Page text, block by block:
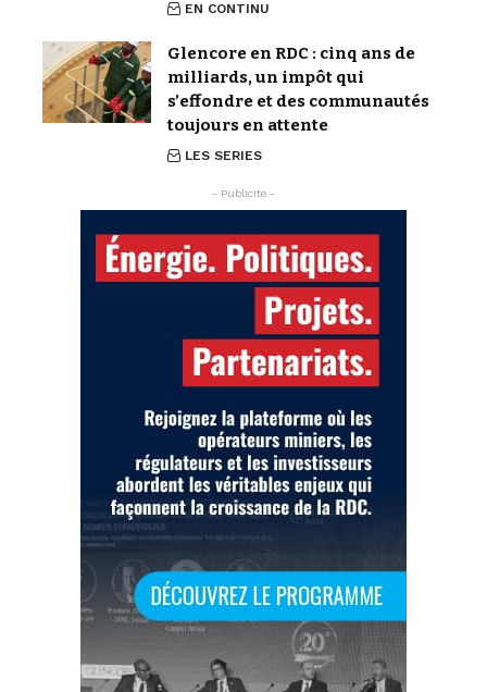
EN CONTINU
Glencore en RDC : cinq ans de
milliards, un impôt qui
s’effondre et des communautés
toujours en attente
LES SERIES
- Publicite -